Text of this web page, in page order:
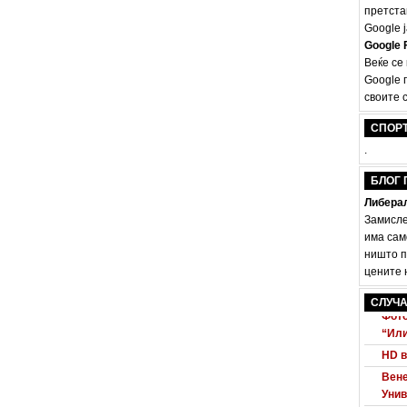
Google
Google
Веќе се
Google
своите
.
БЛОГ
има
ништо
цените
Audi
Прв
На
HD